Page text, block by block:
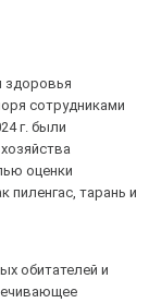
здоровья
сотрудниками
г. были
оценки
пиленгас, тарань и
обитателей и